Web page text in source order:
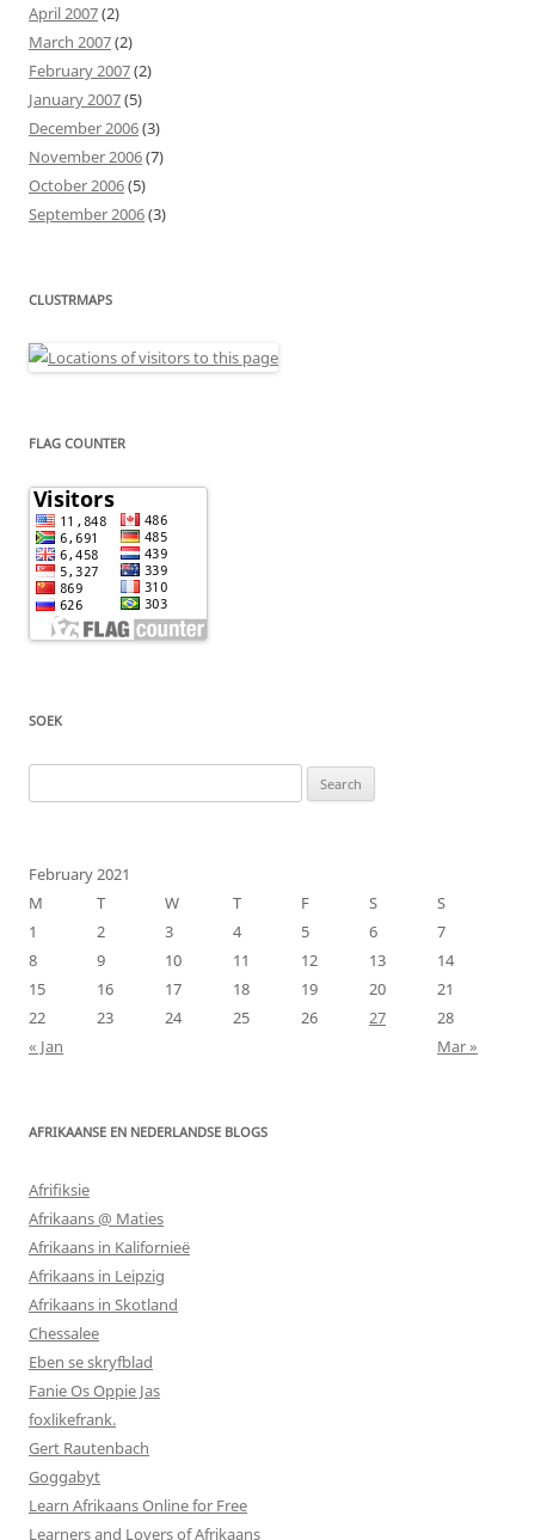
April 2007(2)
March 2007(2)
February 2007(2)
January 2007(5)
December 2006(3)
November 2006(7)
October 2006(5)
September 2006(3)
CLUSTRMAPS
FLAG COUNTER
SOEK
for:
February 2021
M
T W T F S
S
1
2 3 4 5 6
7
8
9 10 11 12 13
14
15
16 17 18 19 20
21
22
23 24 25 26 27
28
« Jan
Mar »
AFRIKAANSE EN NEDERLANDSE BLOGS
Afrifiksie
Afrikaans @ Maties
Afrikaans in Kalifornieë
Afrikaans in Leipzig
Afrikaans in Skotland
Chessalee
Eben se skryfblad
Fanie Os Oppie Jas
foxlikefrank.
Gert Rautenbach
Goggabyt
Learn Afrikaans Online for Free
Learners and Lovers of Afrikaans